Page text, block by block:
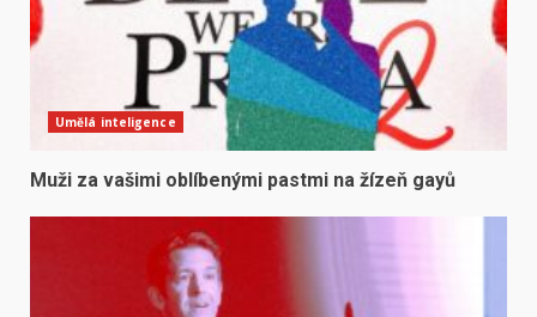
Umělá inteligence
Muži za vašimi oblíbenými pastmi na žízeň gayů